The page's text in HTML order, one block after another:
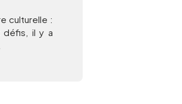
culturelle :
défis, il y a